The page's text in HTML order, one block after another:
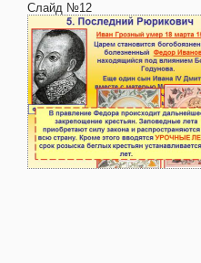
Слайд №12